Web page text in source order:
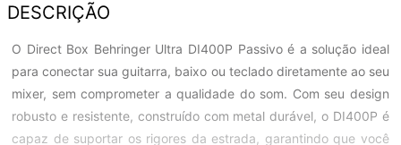
DESCRIÇÃO
O Direct Box Behringer Ultra DI400P Passivo é a solução ideal
para conectar sua guitarra, baixo ou teclado diretamente ao seu
mixer, sem comprometer a qualidade do som. Com seu design
robusto e resistente, construído com metal durável, o DI400P é
capaz de suportar os rigores da estrada, garantindo que você